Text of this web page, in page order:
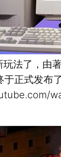
法了，由
于正式发